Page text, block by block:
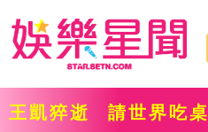
王凱猝逝 請世界吃桌